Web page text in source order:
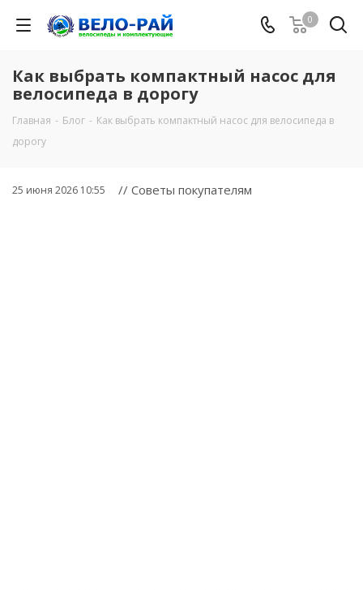
0
Как выбрать компактный насос для
велосипеда в дорогу
Главная - Блог - Как выбрать компактный насос для велосипеда в
дорогу
25 июня 2026 10:55 // Советы покупателям